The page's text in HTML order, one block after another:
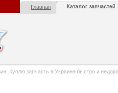
Главная Каталог запчастей
Куплю запчасть в Украине быстро и